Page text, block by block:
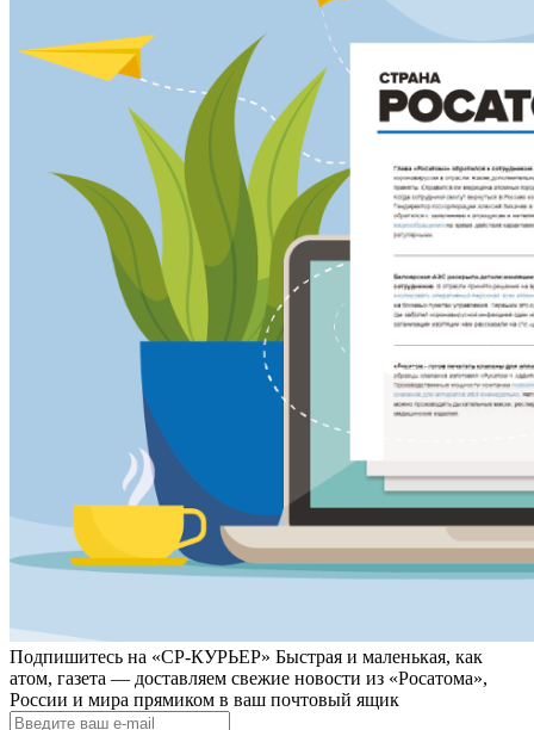
Подпишитесь на «СР-КУРЬЕР» Быстрая и маленькая, как
атом, газета — доставляем свежие новости из «Росатома»,
России и мира прямиком в ваш почтовый ящик